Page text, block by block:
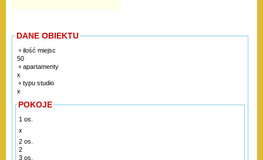
DANE OBIEKTU
ilość miejsc
50
apartamenty
x
typu studio
x
POKOJE
1 os.
x
2 os.
2
3 os.